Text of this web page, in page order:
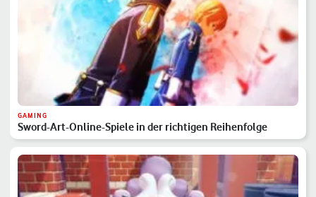
GAMING
Sword-Art-Online-Spiele in der richtigen Reihenfolge